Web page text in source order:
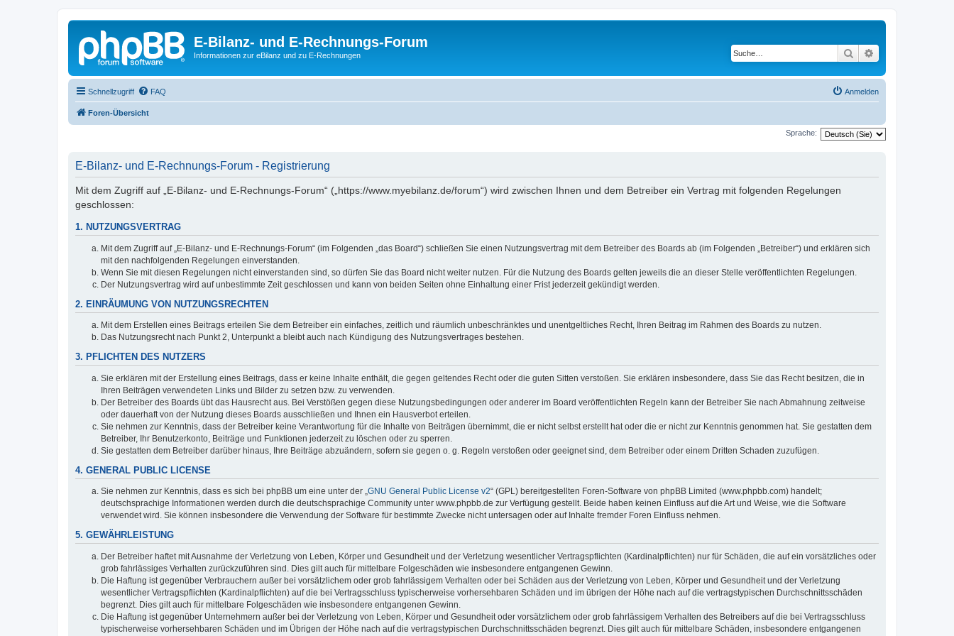
E-Bilanz- und E-Rechnungs-Forum
Informationen zur eBilanz und zu E-Rechnungen Suche
Schnellzugriff FAQ Anmelden
Foren-Übersicht
Sprache:
E-Bilanz- und E-Rechnungs-Forum - Registrierung
Mit dem Zugriff auf „E-Bilanz- und E-Rechnungs-Forum“ („https://www.myebilanz.de/forum“) wird zwischen Ihnen und dem Betreiber ein Vertrag mit folgenden Regelungen
geschlossen:
1. NUTZUNGSVERTRAG
Mit dem Zugriff auf „E-Bilanz- und E-Rechnungs-Forum“ (im Folgenden „das Board“) schließen Sie einen Nutzungsvertrag mit dem Betreiber des Boards ab (im Folgenden „Betreiber“) und erklären sich
mit den nachfolgenden Regelungen einverstanden.
Wenn Sie mit diesen Regelungen nicht einverstanden sind, so dürfen Sie das Board nicht weiter nutzen. Für die Nutzung des Boards gelten jeweils die an dieser Stelle veröffentlichten Regelungen.
Der Nutzungsvertrag wird auf unbestimmte Zeit geschlossen und kann von beiden Seiten ohne Einhaltung einer Frist jederzeit gekündigt werden.
2. EINRÄUMUNG VON NUTZUNGSRECHTEN
Mit dem Erstellen eines Beitrags erteilen Sie dem Betreiber ein einfaches, zeitlich und räumlich unbeschränktes und unentgeltliches Recht, Ihren Beitrag im Rahmen des Boards zu nutzen.
Das Nutzungsrecht nach Punkt 2, Unterpunkt a bleibt auch nach Kündigung des Nutzungsvertrages bestehen.
3. PFLICHTEN DES NUTZERS
Sie erklären mit der Erstellung eines Beitrags, dass er keine Inhalte enthält, die gegen geltendes Recht oder die guten Sitten verstoßen. Sie erklären insbesondere, dass Sie das Recht besitzen, die in
Ihren Beiträgen verwendeten Links und Bilder zu setzen bzw. zu verwenden.
Der Betreiber des Boards übt das Hausrecht aus. Bei Verstößen gegen diese Nutzungsbedingungen oder anderer im Board veröffentlichten Regeln kann der Betreiber Sie nach Abmahnung zeitweise
oder dauerhaft von der Nutzung dieses Boards ausschließen und Ihnen ein Hausverbot erteilen.
Sie nehmen zur Kenntnis, dass der Betreiber keine Verantwortung für die Inhalte von Beiträgen übernimmt, die er nicht selbst erstellt hat oder die er nicht zur Kenntnis genommen hat. Sie gestatten dem
Betreiber, Ihr Benutzerkonto, Beiträge und Funktionen jederzeit zu löschen oder zu sperren.
Sie gestatten dem Betreiber darüber hinaus, Ihre Beiträge abzuändern, sofern sie gegen o. g. Regeln verstoßen oder geeignet sind, dem Betreiber oder einem Dritten Schaden zuzufügen.
4. GENERAL PUBLIC LICENSE
Sie nehmen zur Kenntnis, dass es sich bei phpBB um eine unter der „GNU General Public License v2“ (GPL) bereitgestellten Foren-Software von phpBB Limited (www.phpbb.com) handelt;
deutschsprachige Informationen werden durch die deutschsprachige Community unter www.phpbb.de zur Verfügung gestellt. Beide haben keinen Einfluss auf die Art und Weise, wie die Software
verwendet wird. Sie können insbesondere die Verwendung der Software für bestimmte Zwecke nicht untersagen oder auf Inhalte fremder Foren Einfluss nehmen.
5. GEWÄHRLEISTUNG
Der Betreiber haftet mit Ausnahme der Verletzung von Leben, Körper und Gesundheit und der Verletzung wesentlicher Vertragspflichten (Kardinalpflichten) nur für Schäden, die auf ein vorsätzliches oder
grob fahrlässiges Verhalten zurückzuführen sind. Dies gilt auch für mittelbare Folgeschäden wie insbesondere entgangenen Gewinn.
Die Haftung ist gegenüber Verbrauchern außer bei vorsätzlichem oder grob fahrlässigem Verhalten oder bei Schäden aus der Verletzung von Leben, Körper und Gesundheit und der Verletzung
wesentlicher Vertragspflichten (Kardinalpflichten) auf die bei Vertragsschluss typischerweise vorhersehbaren Schäden und im übrigen der Höhe nach auf die vertragstypischen Durchschnittsschäden
begrenzt. Dies gilt auch für mittelbare Folgeschäden wie insbesondere entgangenen Gewinn.
Die Haftung ist gegenüber Unternehmern außer bei der Verletzung von Leben, Körper und Gesundheit oder vorsätzlichem oder grob fahrlässigem Verhalten des Betreibers auf die bei Vertragsschluss
typischerweise vorhersehbaren Schäden und im Übrigen der Höhe nach auf die vertragstypischen Durchschnittsschäden begrenzt. Dies gilt auch für mittelbare Schäden, insbesondere entgangenen